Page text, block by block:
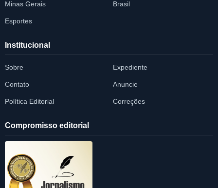
Minas Gerais Brasil
Esportes
Institucional
Sobre Expediente
Contato Anuncie
Política Editorial Correções
Compromisso editorial